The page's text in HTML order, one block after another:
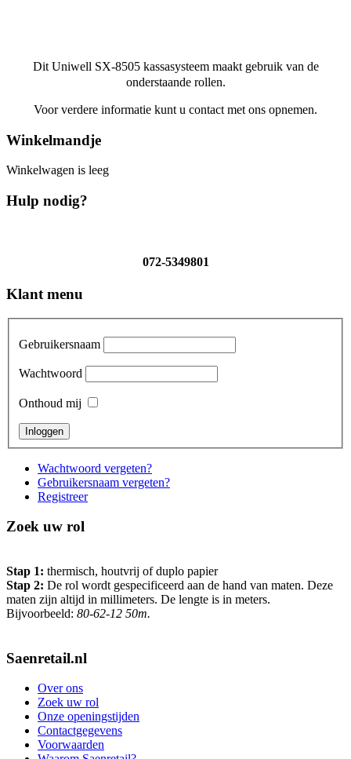
Dit Uniwell SX-8505 kassasysteem maakt gebruik van de
onderstaande rollen.
Voor verdere informatie kunt u contact met ons opnemen.
Winkelmandje
Winkelwagen is leeg
Hulp nodig?
072-5349801
Klant menu
Gebruikersnaam
Wachtwoord
Onthoud mij
Wachtwoord vergeten?
Gebruikersnaam vergeten?
Registreer
Zoek uw rol
Stap 1: thermisch, houtvrij of duplo papier
Stap 2: De rol wordt gespecificeerd aan de hand van maten. Deze
maten zijn altijd in millimeters. De lengte is in meters.
Bijvoorbeeld: 80-62-12 50m.
Saenretail.nl
Over ons
Zoek uw rol
Onze openingstijden
Contactgegevens
Voorwaarden